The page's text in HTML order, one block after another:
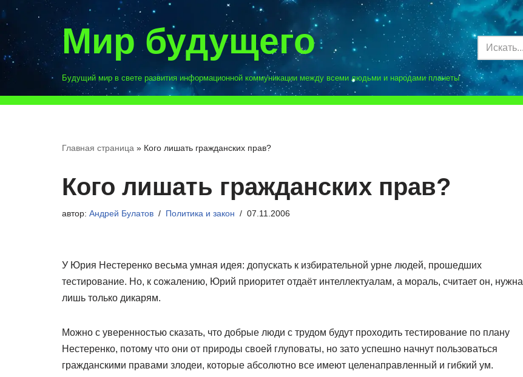
Перейти
к
содержимому
Мир будущего
Будущий мир в свете развития информационной коммуникации между всеми людьми и народами планеты
Главная страница » Кого лишать гражданских прав?
Кого лишать гражданских прав?
автор: Андрей Булатов Политика и закон 07.11.2006
У Юрия Нестеренко весьма умная идея: допускать к избирательной урне людей, прошедших
тестирование. Но, к сожалению, Юрий приоритет отдаёт интеллектуалам, а мораль, считает он, нужна
лишь только дикарям.
Можно с уверенностью сказать, что добрые люди с трудом будут проходить тестирование по плану
Нестеренко, потому что они от природы своей глуповаты, но зато успешно начнут пользоваться
гражданскими правами злодеи, которые абсолютно все имеют целенаправленный и гибкий ум.